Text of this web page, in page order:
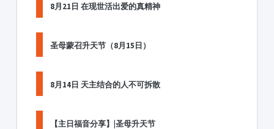
8月21日 在现世活出爱的真精神
圣母蒙召升天节（8月15日）
8月14日 天主结合的人不可拆散
【主日福音分享】|圣母升天节